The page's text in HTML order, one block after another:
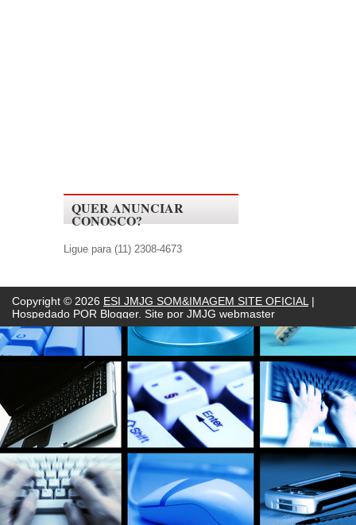
QUER ANUNCIAR
CONOSCO?
Ligue para (11) 2308-4673
Copyright © 2026 ESI JMJG SOM&IMAGEM SITE OFICIAL|
Hospedado POR Blogger. Site por JMJG webmaster